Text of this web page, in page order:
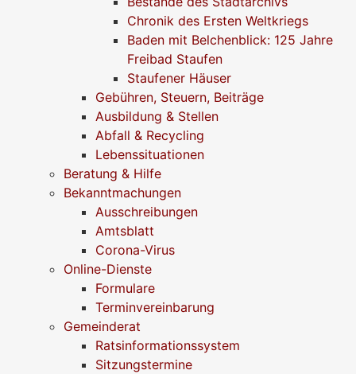
Chronik des Ersten Weltkriegs
Baden mit Belchenblick: 125 Jahre
Freibad Staufen
Staufener Häuser
Gebühren, Steuern, Beiträge
Ausbildung & Stellen
Abfall & Recycling
Lebenssituationen
Beratung & Hilfe
Bekanntmachungen
Ausschreibungen
Amtsblatt
Corona-Virus
Online-Dienste
Formulare
Terminvereinbarung
Gemeinderat
Ratsinformationssystem
Sitzungstermine